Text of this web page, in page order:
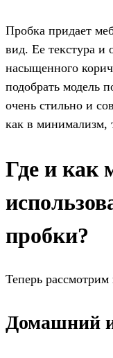
Пробка придает
вид. Ее текстура и
насыщенного
подобрать модель
очень стильно и
как в минимализм,
Где и как
пробки?
Теперь
Домашний